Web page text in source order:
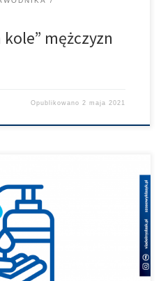
mężczyzn
Opublikowano2 maja 2021
Dzięki temu możemy